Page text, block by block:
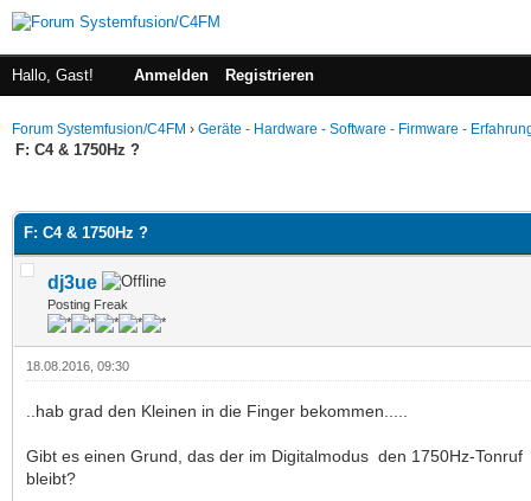
Hallo, Gast! Anmelden Registrieren
Forum Systemfusion/C4FM › Geräte - Hardware - Software - Firmware -
F: C4 & 1750Hz ?
F: C4 & 1750Hz ?
dj3ue
Posting Freak
18.08.2016, 09:30
..hab grad den Kleinen in die Finger bekommen.....
Gibt es einen Grund, das der im Digitalmodus den 1750Hz-
bleibt?